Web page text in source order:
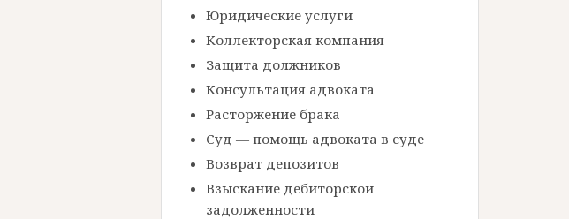
Юридические услуги
Коллекторская компания
Защита должников
Консультация адвоката
Расторжение брака
Суд — помощь адвоката в суде
Возврат депозитов
Взыскание дебиторской
задолженности